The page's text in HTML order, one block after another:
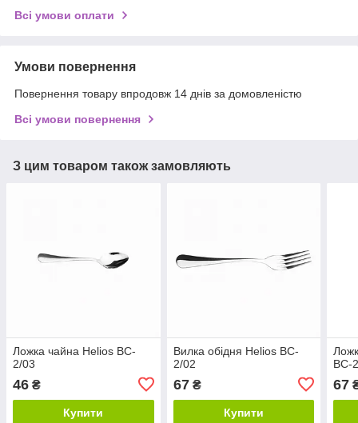
Всі умови оплати
Умови повернення
Повернення товару впродовж 14 днів за домовленістю
Всі умови повернення
З цим товаром також замовляють
Ложка чайна Helios BC-
2/03
46 ₴
Купити
Вилка обідня Helios BC-
2/02
67₴
Купити
BC-
67